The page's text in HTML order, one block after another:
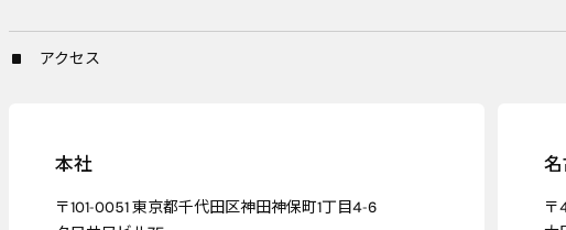
アクセス
本社
〒101-0051 東京都千代田区神田神保町1丁目4-6
〒